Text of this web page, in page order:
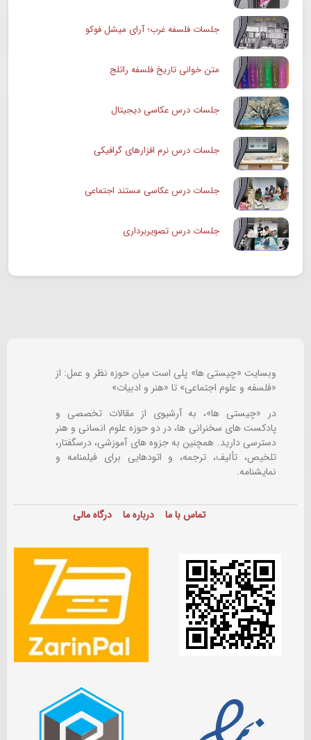
جلسات فلسفه غرب؛ آرای میشل فوکو
متن خوانی تاریخ فلسفه راتلج
جلسات درس عکاسی دیجیتال
جلسات درس نرم افزارهای گرافیکی
جلسات درس عکاسی مستند اجتماعی
جلسات درس تصویربرداری
وبسایت «چیستی ها» پلی است میان حوزه نظر و عمل: از
«فلسفه و علوم اجتماعی» تا «هنر و ادبیات»
در «چیستی ها»، به آرشیوی از مقالات تخصصی و
پادکست های سخنرانی ها، در دو حوزه علوم انسانی و هنر
دسترسی دارید. همچنین به جزوه های آموزشی، درسگفتار،
تلخیص، تألیف، ترجمه، و اتودهایی برایفیلمنامه و
نمایشنامه.
تماس با ما درباره ما درگاه مالی